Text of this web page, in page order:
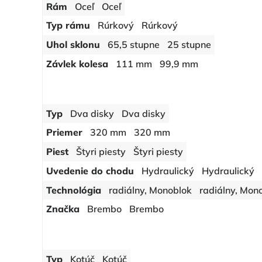
Rám
Oceľ
Oceľ
Typ rámu
Rúrkový
Rúrkový
Uhol sklonu
65,5 stupne
25 stupne
Závlek kolesa
111 mm 99,9 mm
Typ
Dva disky
Dva disky
Priemer
320 mm
320 mm
Piest
Štyri piesty
Štyri piesty
Uvedenie do chodu
Hydraulický
Hydraulický
Technológia
radiálny, Monoblok
radiálny,
Značka
Brembo Brembo
Typ
Kotúč
Kotúč